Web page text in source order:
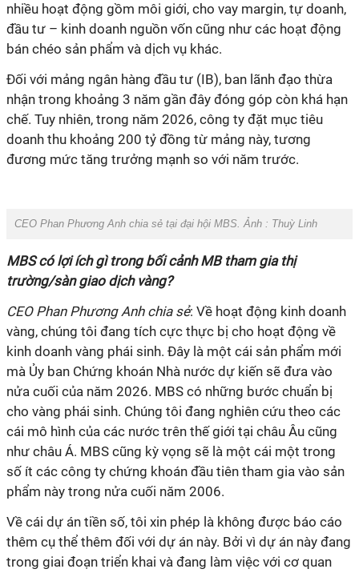
nhiều hoạt động gồm môi giới, cho vay margin, tự doanh,
đầu tư – kinh doanh nguồn vốn cũng như các hoạt động
bán chéo sản phẩm và dịch vụ khác.
Đối với mảng ngân hàng đầu tư (IB), ban lãnh đạo thừa
nhận trong khoảng 3 năm gần đây đóng góp còn khá hạn
chế. Tuy nhiên, trong năm 2026, công ty đặt mục tiêu
doanh thu khoảng 200 tỷ đồng từ mảng này, tương
đương mức tăng trưởng mạnh so với năm trước.
CEO Phan Phương Anh chia sẻ tại đại hội MBS. Ảnh : Thuỳ Linh
MBS có lợi ích gì trong bối cảnh MB tham gia thị
trường/sàn giao dịch vàng?
CEO Phan Phương Anh chia sẻ: Về hoạt động kinh doanh
vàng, chúng tôi đang tích cực thực bị cho hoạt động về
kinh doanh vàng phái sinh. Đây là một cái sản phẩm mới
mà Ủy ban Chứng khoán Nhà nước dự kiến sẽ đưa vào
nửa cuối của năm 2026. MBS có những bước chuẩn bị
cho vàng phái sinh. Chúng tôi đang nghiên cứu theo các
cái mô hình của các nước trên thế giới tại châu Âu cũng
như châu Á. MBS cũng kỳ vọng sẽ là một cái một trong
số ít các công ty chứng khoán đầu tiên tham gia vào sản
phẩm này trong nửa cuối năm 2006.
Về cái dự án tiền số, tôi xin phép là không được báo cáo
thêm cụ thể thêm đối với dự án này. Bởi vì dự án này đang
trong giai đoạn triển khai và đang làm việc với cơ quan